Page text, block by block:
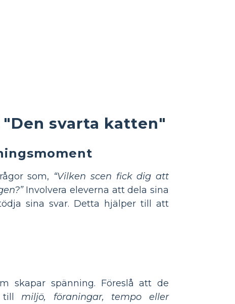
svarta katten"
som, “Vilken scen fick dig att
Involvera eleverna att dela sina
sina svar. Detta hjälper till att
skapar spänning. Föreslå att de
till miljö, föraningar, tempo eller